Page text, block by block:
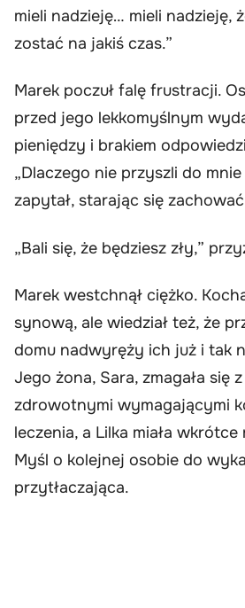
mieli nadzieję… mieli nadzieję,
zostać na jakiś czas.”
Marek poczuł falę frustracji.
przed jego lekkomyślnym
pieniędzy i brakiem
„Dlaczego nie przyszli do
zapytał, starając się
„Bali się, że będziesz zły,”
Marek westchnął ciężko.
synową, ale wiedział też, że
domu nadwyręży ich już i tak
Jego żona, Sara, zmagała się
zdrowotnymi wymagającymi
leczenia, a Lilka miała
Myśl o kolejnej osobie do
przytłaczająca.